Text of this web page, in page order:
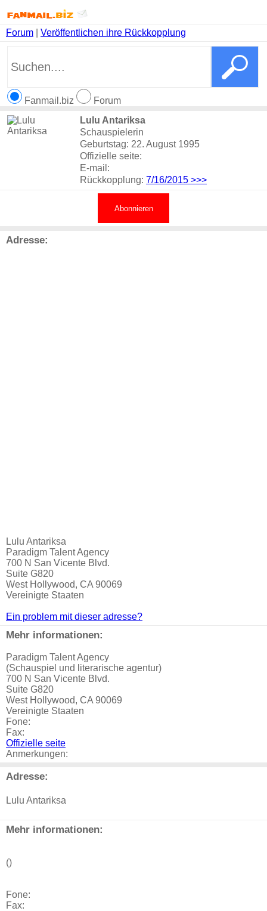
Forum Veröffentlichen ihre Rückkopplung
Fanmail.biz
Forum
Lulu Antariksa
Schauspielerin
Geburtstag: 22. August 1995
Offizielle seite:
E-mail:
Rückkopplung: 7/16/2015 >>>
Abonnieren
Adresse:
Lulu Antariksa
Paradigm Talent Agency
700 N San Vicente Blvd.
Suite G820
West Hollywood, CA 90069
Vereinigte Staaten
Ein problem mit dieser adresse?
Mehr informationen:
Paradigm Talent Agency
(Schauspiel und literarische agentur)
700 N San Vicente Blvd.
Suite G820
West Hollywood, CA 90069
Vereinigte Staaten
Fone:
Fax:
Offizielle seite
Anmerkungen:
Adresse:
Lulu Antariksa
Mehr informationen:
()
Fone:
Fax: